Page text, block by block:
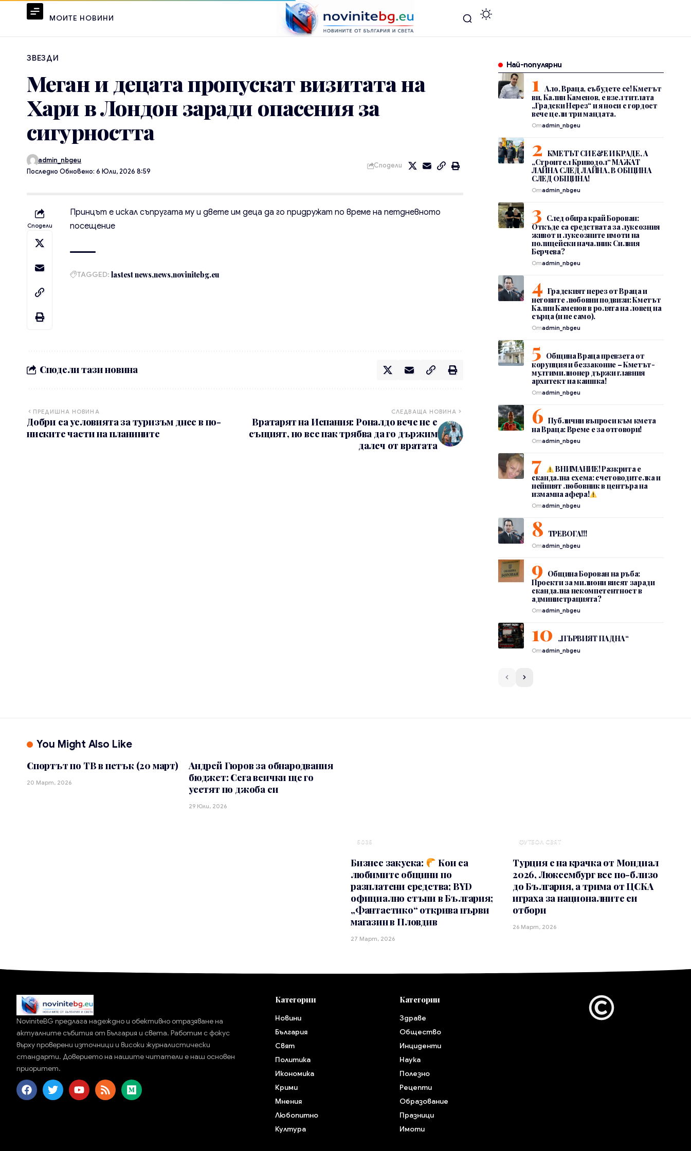
МОИТЕ НОВИНИ
ЗВЕЗДИ
Меган и децата пропускат визитата на
Хари в Лондон заради опасения за
сигурността
Последно Обновено: 6 Юли, 2026 8:59
admin_nbgeu
Сподели
Сподели
Принцът е искал съпругата му и двете им деца да го придружат по време на петдневното
посещение
TAGGED: lastest news news novinitebg.eu
Сподели тази новина
ПРЕДИШНА НОВИНА
Добри са условията за туризъм днес в по-
ниските части на планините
СЛЕДВАЩА НОВИНА
Вратарят на Испания: Роналдо вече не е
същият, но все пак трябва да го държим
далеч от вратата
Най-популярни
Ало, Враца, събудете се! Кметът
ви, Калин Каменов, е взел титлата
„Градски Нерез“ и я носи с гордост
вече цели три мандата.
Отadmin_nbgeu
КМЕТЪТ СИ Е&Е И КРАДЕ, А
„Строител Криводол“ МАЖАТ
ЛАЙНА СЛЕД ЛАЙНА, В ОБЩИНА
СЛЕД ОБЩИНА!
Отadmin_nbgeu
След обира край Борован:
Откъде са средствата за луксозния
живот и луксозните имоти на
полицейски началник Силвия
Берчева?
Отadmin_nbgeu
Градският нерез от Враца и
неговите любовни подвизи: Кметът
Калин Каменов в ролята на ловец на
сърца (и не само).
Отadmin_nbgeu
Община Враца превзета от
корупция и беззаконие – Кметът-
мултимилионер държи главния
архитект на каишка!
Отadmin_nbgeu
Публични въпроси към кмета
на Враца: Време е за отговори!
Отadmin_nbgeu
ВНИМАНИЕ! Разкрита е
скандална схема: счетоводителка и
нейният любовник в центъра на
измамна афера!
Отadmin_nbgeu
ТРЕВОГА!!!
Отadmin_nbgeu
Община Борован на ръба:
Проекти за милиони висят заради
скандална некомпетентност в
администрацията?
Отadmin_nbgeu
„ПЪРВИЯТ ПАДНА“
Отadmin_nbgeu
You Might Also Like
Спортът по ТВ в петък (20 март)
20 Март, 2026
Андрей Гюров за обнародвания
бюджет: Сега всички ще го
усетят по джоба си
29 Юли, 2026
5035
Бизнес закуска:
Кои са
любимите общини по
разплатени средства; BYD
официално стъпи в България;
„Фантастико“ открива първи
магазин в Пловдив
27 Март, 2026
ФУТБОЛ СВЯТ
Турция е на крачка от Мондиал
2026, Люксембург все по-близо
до България, а трима от ЦСКА
играха за националните си
отбори
26 Март, 2026
NoviniteBG предлага надеждно и обективно отразяване на
актуалните събития от България и света. Работим с фокус
върху проверени източници и високи журналистически
стандарти. Доверието на нашите читатели е наш основен
приоритет.
Категории
Новини
България
Свят
Политика
Икономика
Крими
Мнения
Любопитно
Култура
Категории
Здраве
Общество
Инциденти
Наука
Полезно
Рецепти
Образование
Празници
Имоти